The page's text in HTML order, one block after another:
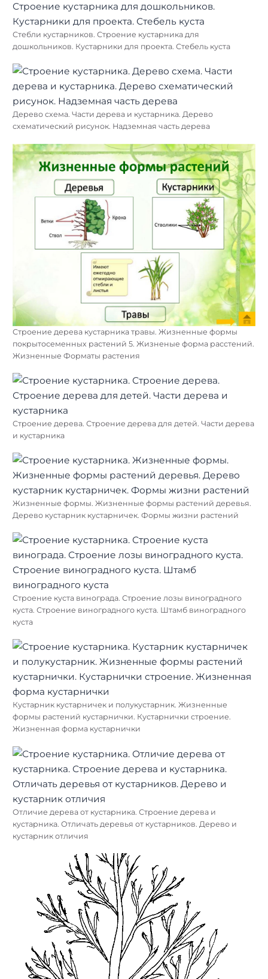
Стебли кустарников. Строение кустарника для
дошкольников. Кустарники для проекта. Стебель куста
Дерево схема. Части дерева и кустарника. Дерево
схематический рисунок. Надземная часть дерева
Строение дерева кустарника травы. Жизненные формы
покрытосеменных растений 5. Жизненые форма расстений.
Жизненные Форматы растения
Строение дерева. Строение дерева для детей. Части дерева
и кустарника
Жизненные формы. Жизненные формы растений деревья.
Дерево кустарник кустарничек. Формы жизни растений
Строение куста винограда. Строение лозы виноградного
куста. Строение виноградного куста. Штамб виноградного
куста
Кустарник кустарничек и полукустарник. Жизненные
формы растений кустарнички. Кустарнички строение.
Жизненная форма кустарнички
Отличие дерева от кустарника. Строение дерева и
кустарника. Отличать деревья от кустарников. Дерево и
кустарник отличия